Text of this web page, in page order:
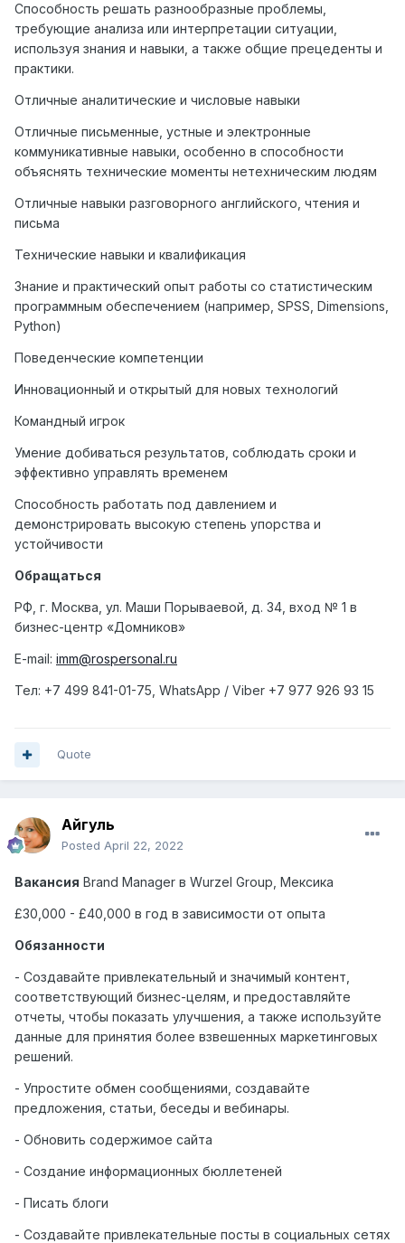
Способность решать разнообразные проблемы,
требующие анализа или интерпретации ситуации,
используя знания и навыки, а также общие прецеденты и
практики.
Отличные аналитические и числовые навыки
Отличные письменные, устные и электронные
коммуникативные навыки, особенно в способности
объяснять технические моменты нетехническим людям
Отличные навыки разговорного английского, чтения и
письма
Технические навыки и квалификация
Знание и практический опыт работы со статистическим
программным обеспечением (например, SPSS, Dimensions,
Python)
Поведенческие компетенции
Инновационный и открытый для новых технологий
Командный игрок
Умение добиваться результатов, соблюдать сроки и
эффективно управлять временем
Способность работать под давлением и
демонстрировать высокую степень упорства и
устойчивости
Обращаться
РФ, г. Москва, ул. Маши Порываевой, д. 34, вход № 1 в
бизнес-центр «Домников»
E-mail: imm@rospersonal.ru
Тел: +7 499 841-01-75, WhatsApp / Viber +7 977 926 93 15
Quote
Айгуль
Posted April 22, 2022
Вакансия Brand Manager в Wurzel Group, Мексика
£30,000 - £40,000 в год в зависимости от опыта
Обязанности
- Создавайте привлекательный и значимый контент,
соответствующий бизнес-целям, и предоставляйте
отчеты, чтобы показать улучшения, а также используйте
данные для принятия более взвешенных маркетинговых
решений.
- Упростите обмен сообщениями, создавайте
предложения, статьи, беседы и вебинары.
- Обновить содержимое сайта
- Создание информационных бюллетеней
- Писать блоги
- Создавайте привлекательные посты в социальных сетях